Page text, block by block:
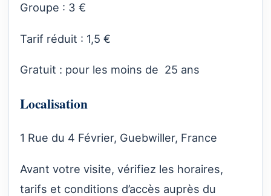
Groupe : 3 €
Tarif réduit : 1,5 €
Gratuit : pour les moins de 25 ans
Localisation
1 Rue du 4 Février, Guebwiller, France
Avant votre visite, vérifiez les horaires,
tarifs et conditions d’accès auprès du